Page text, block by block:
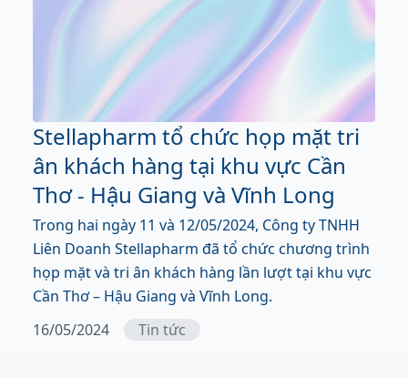
Stellapharm tổ chức họp mặt tri
ân khách hàng tại khu vực Cần
Thơ - Hậu Giang và Vĩnh Long
Trong hai ngày 11 và 12/05/2024, Công ty TNHH
Liên Doanh Stellapharm đã tổ chức chương trình
họp mặt và tri ân khách hàng lần lượt tại khu vực
Cần Thơ – Hậu Giang và Vĩnh Long.
16/05/2024
Tin tức